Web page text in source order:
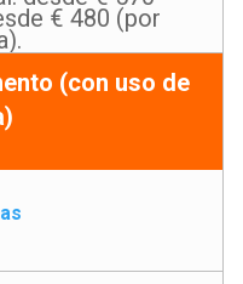
€ 480 (por
(con uso de